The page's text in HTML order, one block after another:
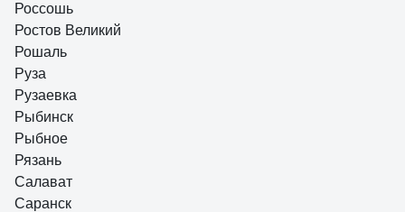
Россошь
Ростов Великий
Рошаль
Руза
Рузаевка
Рыбинск
Рыбное
Рязань
Салават
Саранск